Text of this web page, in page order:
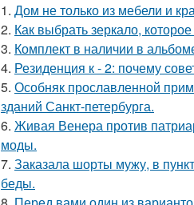
1. Дом не только из мебели и
2. Как выбрать зеркало,
3. Комплект в наличии в
4. Резиденция к - 2: почему
5. Особняк прославленной
зданий Санкт-петербурга.
6. Живая Венера против
моды.
7. Заказала шорты мужу, в
беды.